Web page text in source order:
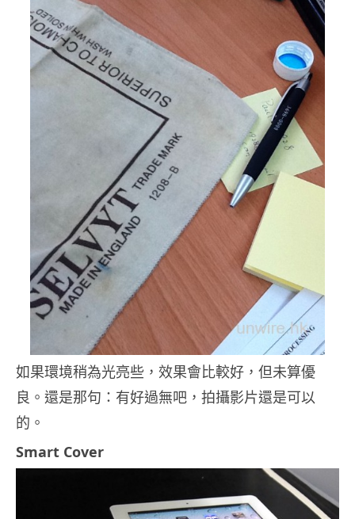
如果環境稍為光亮些，效果會比較好，但未算優
良。還是那句：有好過無吧，拍攝影片還是可以
的。
Smart Cover